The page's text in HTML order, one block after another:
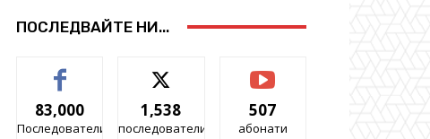
ПОСЛЕДВАЙТЕ НИ...
83,000
Последователи
1,538
последователи
507
абонати